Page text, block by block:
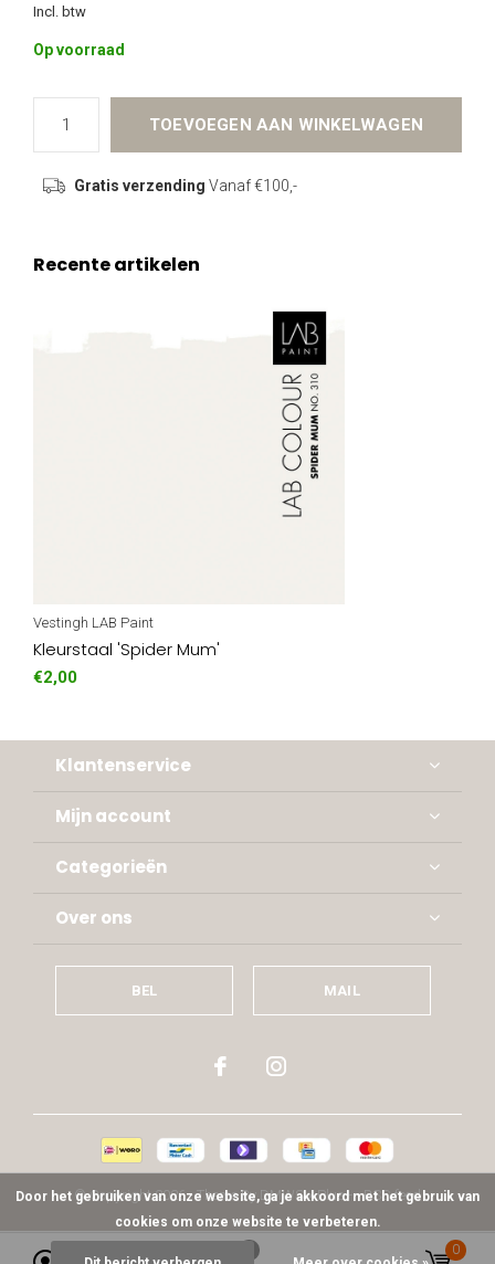
Incl. btw
Op voorraad
TOEVOEGEN AAN WINKELWAGEN
Gratis verzending Vanaf €100,-
Recente artikelen
Vestingh LAB Paint
Kleurstaal 'Spider Mum'
€2,00
Klantenservice
Mijn account
Categorieën
Over ons
BEL MAIL
© Copyright2026- Theme ByDMWSxPlus+ -RSS-feed
0
Door het gebruiken van onze website, ga je akkoord met het gebruik van
cookies om onze website te verbeteren.